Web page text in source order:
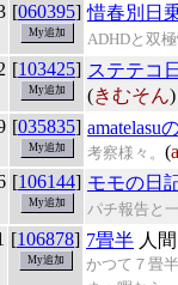
[060395] 惜春別日
ADHDと双
[103425] ステテコ
(きむそん)
[035835] amatelasu
考察様々。 (
[106144] モモの日
パチ報告と
[106878] 7畳半 人
かつて７畳